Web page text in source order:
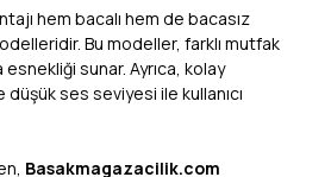
hem bacalı hem de bacasız
Bu modeller, farklı mutfak
esnekliği sunar. Ayrıca, kolay
ses seviyesi ile kullanıcı
Basakmagazacilik.com